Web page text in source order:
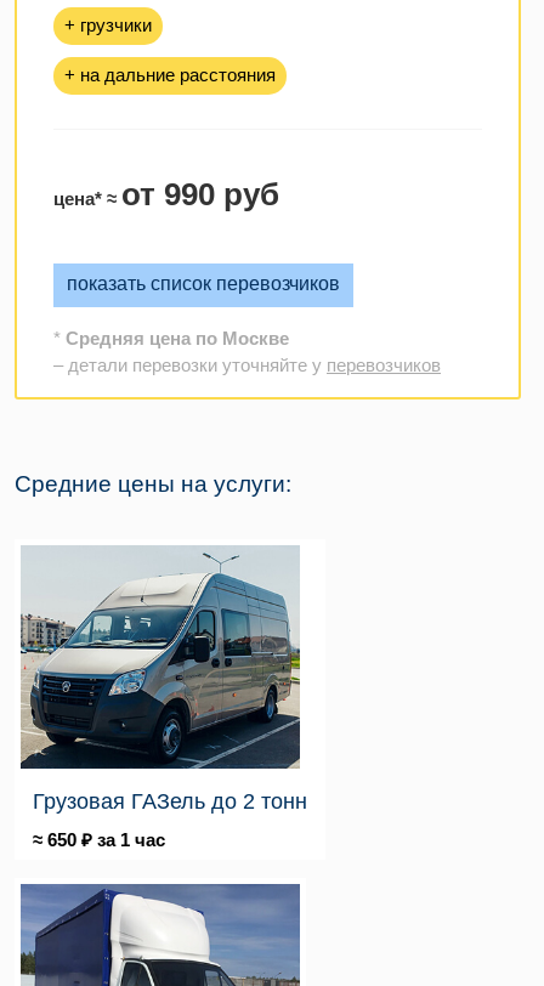
+ грузчики
+ на дальние расстояния
цена* ≈ от 990 руб
показать список перевозчиков
* Средняя цена по Москве
– детали перевозки уточняйте у перевозчиков
Средние цены на услуги:
Грузовая ГАЗель до 2 тонн
≈ 650 ₽ за 1 час